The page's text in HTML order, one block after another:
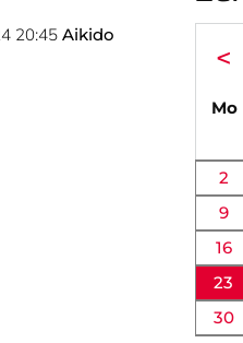
20:45 Aikido
<
Mo
2
9
16
23
30
Wir helfen gerne weiter.